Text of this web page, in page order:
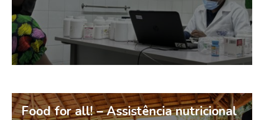
Food for all! – Assistência nutricional